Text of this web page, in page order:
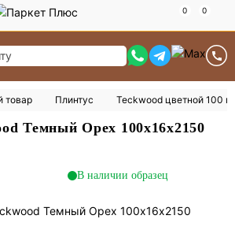
товар Плинтус Teckwood цветной 100
Темный Орех 100х16х2150
В наличии образец